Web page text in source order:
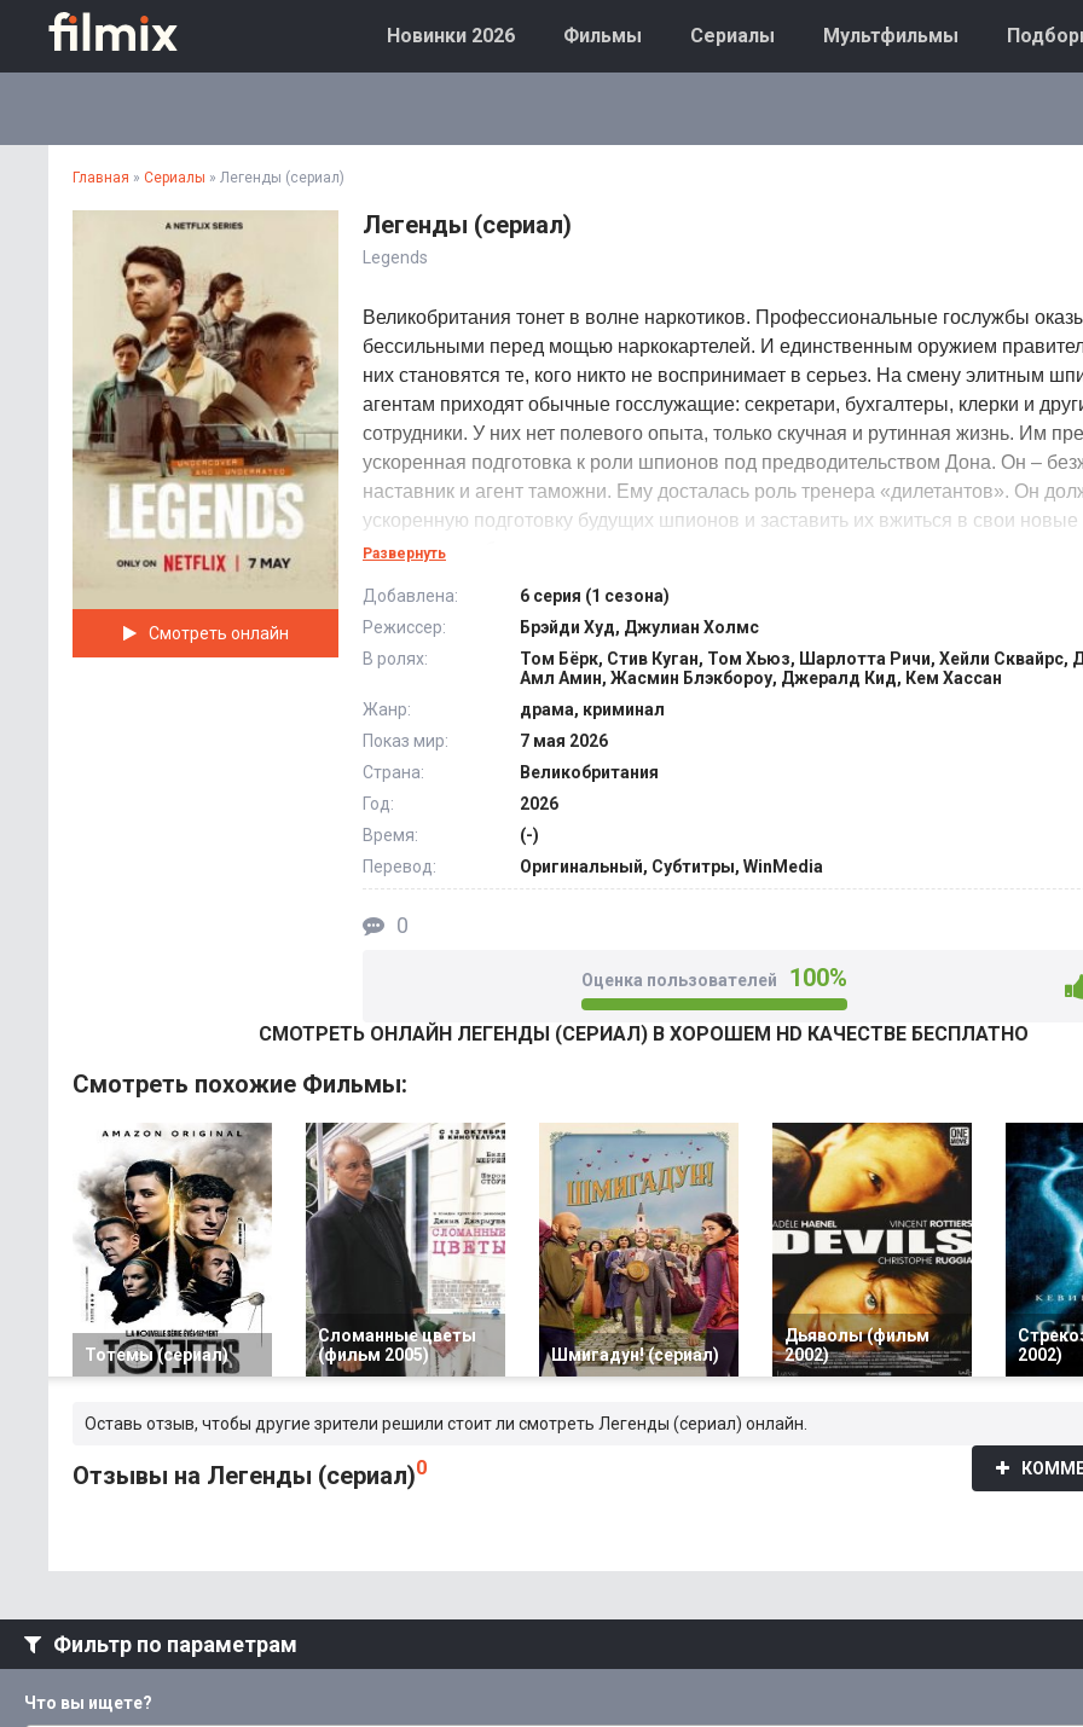
Новинки 2026 Фильмы Сериалы Мультфильмы
Главная » Сериалы » Легенды (сериал)
Смотреть онлайн
Легенды (сериал)
Legends
Великобритания тонет в волне наркотиков. Профессиональные гослужбы
бессильными перед мощью наркокартелей. И единственным оружием
них становятся те, кого никто не воспринимает в серьез. На смену элитным
агентам приходят обычные госслужащие: секретари, бухгалтеры, клерки и
сотрудники. У них нет полевого опыта, только скучная и рутинная жизнь. Им
ускоренная подготовка к роли шпионов под предводительством Дона. Он –
наставник и агент таможни. Ему досталась роль тренера «дилетантов». Он
ускоренную подготовку будущих шпионов и заставить их вжиться в свои
всех этапах обучения он не устает повторять, что их «легенды» - единственное,
Но как долго они смогут удерживать границу между своей реальной личностью и
вымышленными историями, борясь попутно с наркокартелями и за
@Filmix.fan
Развернуть
Добавлена:
6 серия (1 сезона)
Режиссер:
Брэйди Худ, Джулиан Холмс
В ролях:
Том Бёрк, Стив Куган, Том Хьюз, Шарлотта Ричи, Хейли Сквайрс,
Амл Амин, Жасмин Блэкбороу, Джералд Кид, Кем Хассан
Жанр:
драма, криминал
Показ мир:
7 мая 2026
Страна:
Великобритания
Год:
2026
Время:
(-)
Перевод:
Оригинальный, Субтитры, WinMedia
0
Оценка пользователей 100%
СМОТРEТЬ ОНЛАЙН ЛЕГЕНДЫ (СЕРИАЛ) В ХОРОШЕМ HD КАЧЕСТВЕ БЕСПЛАТНО
Смотреть похожие Фильмы:
Тотемы (сериал)
Сломанные цветы
(фильм 2005)
Шмигадун! (сериал)
Дьяволы (фильм
2002)
2002)
Оставь отзыв, чтобы другие зрители решили стоит ли смотреть Легенды (сериал) онлайн.
Отзывы на Легенды (сериал)0
Фильтр по параметрам
Что вы ищете?